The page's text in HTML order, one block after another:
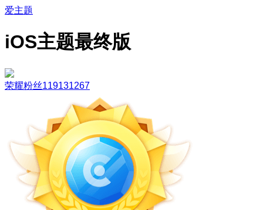
爱主题
iOS主题最终版
荣耀粉丝119131267